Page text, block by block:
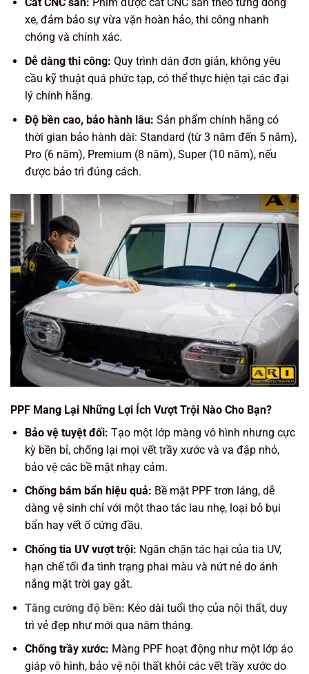
Cắt CNC sẵn: Phim được cắt CNC sẵn theo từng dòng
xe, đảm bảo sự vừa vặn hoàn hảo, thi công nhanh
chóng và chính xác.
Dễ dàng thi công: Quy trình dán đơn giản, không yêu
cầu kỹ thuật quá phức tạp, có thể thực hiện tại các đại
lý chính hãng.
Độ bền cao, bảo hành lâu: Sản phẩm chính hãng có
thời gian bảo hành dài: Standard (từ 3 năm đến 5 năm),
Pro (6 năm), Premium (8 năm), Super (10 năm), nếu
được bảo trì đúng cách.
PPF Mang Lại Những Lợi Ích Vượt Trội Nào Cho Bạn?
Bảo vệ tuyệt đối: Tạo một lớp màng vô hình nhưng cực
kỳ bền bỉ, chống lại mọi vết trầy xướcvà va đậpnhỏ,
bảo vệ các bề mặt nhạy cảm.
Chống bám bẩn hiệu quả: Bề mặt PPF trơn láng, dễ
dàng vệ sinh chỉ với một thao tác lau nhẹ, loại bỏ bụi
bẩn hay vết ố cứng đầu.
Chống tia UV vượt trội: Ngăn chặn tác hại của tia UV,
hạn chế tối đa tình trạng phai màu và nứt nẻdo ánh
nắng mặt trời gay gắt.
Tăng cường độ bền: Kéo dài tuổi thọcủa nội thất, duy
trì vẻ đẹp như mới qua năm tháng.
Chống trầy xước: Màng PPF hoạt động như một lớp áo
giáp vô hình, bảo vệ nội thất khỏi các vết trầy xước do